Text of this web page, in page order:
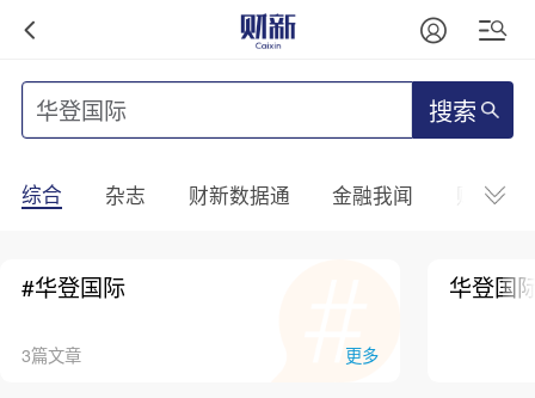
搜索
综合 杂志 财新数据通 金融我闻 财新
#华登国际
3篇文章 更多
华登国